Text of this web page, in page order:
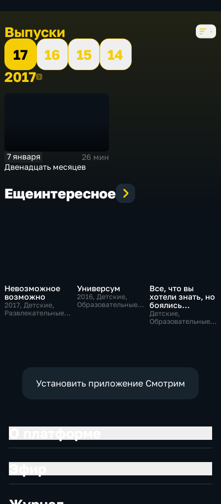
Выпуски
17
16 15
14
20172017
7 января
26 мин
Двенадцать месяцев
Ещеинтересное
Невозможное
возможно
2017, Детские,
Развлекательные,
Универсум
2016, Детские,
Образовательные,
Все, что вы
хотели знать, но
боялись
спросить
Детские,
Образовательные,
Установить приложение Смотрим